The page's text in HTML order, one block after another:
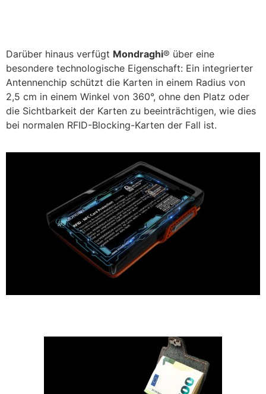
Darüber hinaus verfügt Mondraghi® über eine
besondere technologische Eigenschaft: Ein integrierter
Antennenchip schützt die Karten in einem Radius von
2,5 cm in einem Winkel von 360°, ohne den Platz oder
die Sichtbarkeit der Karten zu beeinträchtigen, wie dies
bei normalen RFID-Blocking-Karten der Fall ist.